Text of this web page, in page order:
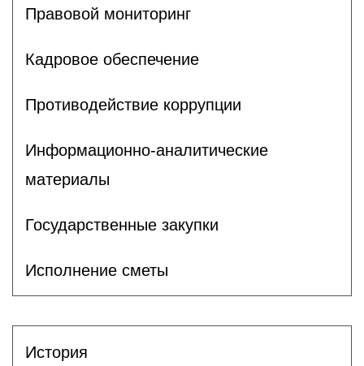
Правовой мониторинг
Кадровое обеспечение
Противодействие коррупции
Информационно-аналитические
материалы
Государственные закупки
Исполнение сметы
История